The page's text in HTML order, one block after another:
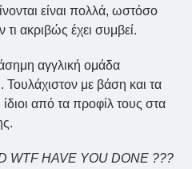
είναι πολλά, ωστόσο
ακριβώς έχει συμβεί.
αγγλική ομάδα
με βάση και τα
από τα προφίλ τους στα
WTF HAVE YOU DONE ???